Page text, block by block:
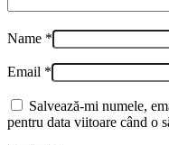
Name *
Email *
Salvează-mi numele,
pentru data viitoare când o